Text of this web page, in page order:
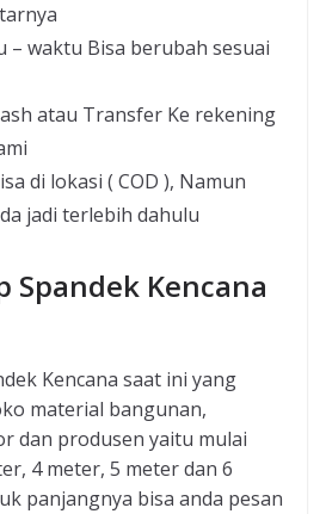
– waktu Bisa berubah sesuai
atau Transfer Ke rekening
di lokasi ( COD ), Namun
jadi terlebih dahulu
Spandek Kencana
Kencana saat ini yang
material bangunan,
dan produsen yaitu mulai
4 meter, 5 meter dan 6
panjangnya bisa anda pesan